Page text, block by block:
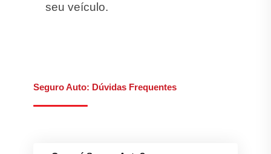
seu veículo.
Seguro Auto: Dúvidas Frequentes